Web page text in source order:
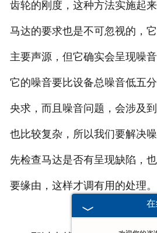
齿轮的刚度，这种方法实施起
马达的要求也是不可忽视的，
主要声源，但它确实会呈现噪
它的噪音要比设备总噪音低五
央求，而且噪音问题，会涉及
也比较复杂，所以我们要解决
先检查马达是否有呈现缺陷，
要缘由，这样才调有用的处理。